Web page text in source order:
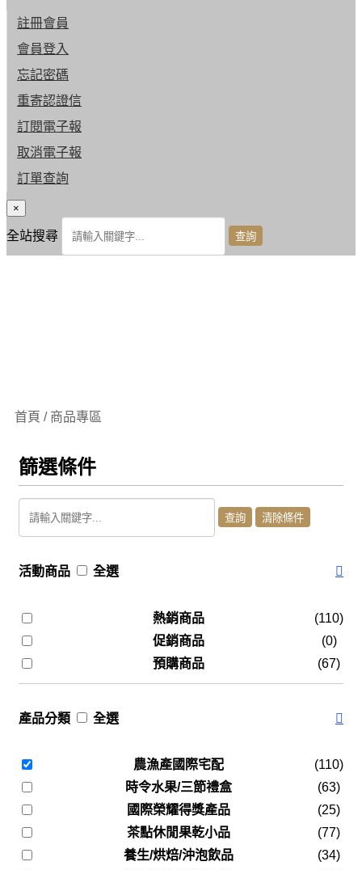
註冊會員
會員登入
忘記密碼
重寄認證信
訂閱電子報
取消電子報
訂單查詢
×
全站搜尋
首頁 / 商品專區
篩選條件
活動商品 全選
熱銷商品
(110)
促銷商品
(0)
預購商品
(67)
產品分類 全選
農漁產國際宅配
(110)
時令水果/三節禮盒
(63)
國際榮耀得獎產品
(25)
茶點休閒果乾小品
(77)
養生/烘焙/沖泡飲品
(34)